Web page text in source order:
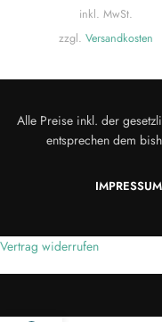
inkl. MwSt.
zzgl.Versandkosten
Alle Preise inkl. der
entsprechen dem
IMPRESSUM
Vertrag widerrufen